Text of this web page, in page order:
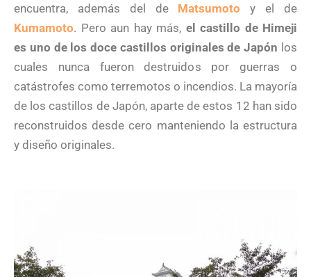
encuentra, además del de Matsumoto y el de
Kumamoto. Pero aun hay más, el castillo de Himeji
es uno de los doce castillos originales de Japón los
cuales nunca fueron destruidos por guerras o
catástrofes como terremotos o incendios. La mayoría
de los castillos de Japón, aparte de estos 12 han sido
reconstruidos desde cero manteniendo la estructura
y diseño originales.